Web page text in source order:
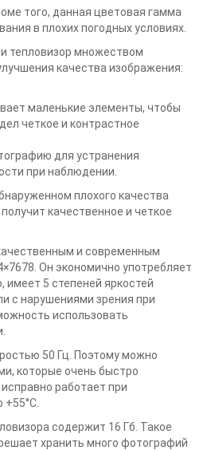
того, данная цветовая гамма
в плохих погодных условиях.
тепловизор множеством
качества изображения:
маленькие элементы, чтобы
четкое и контрастное
для устранения
при наблюдении.
плохого качества
качественное и четкое
и современным
Он экономично употребляет
имеет 5 степеней яркостей
с нарушениями зрения при
использовать
50 Гц. Поэтому можно
которые очень быстро
работает при
+55°С.
содержит 16 Гб. Такое
хранить много фотографий